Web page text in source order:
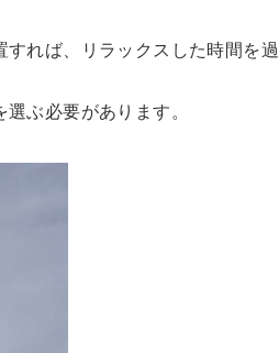
れば、リラックスした時間を過
ぶ必要があります。